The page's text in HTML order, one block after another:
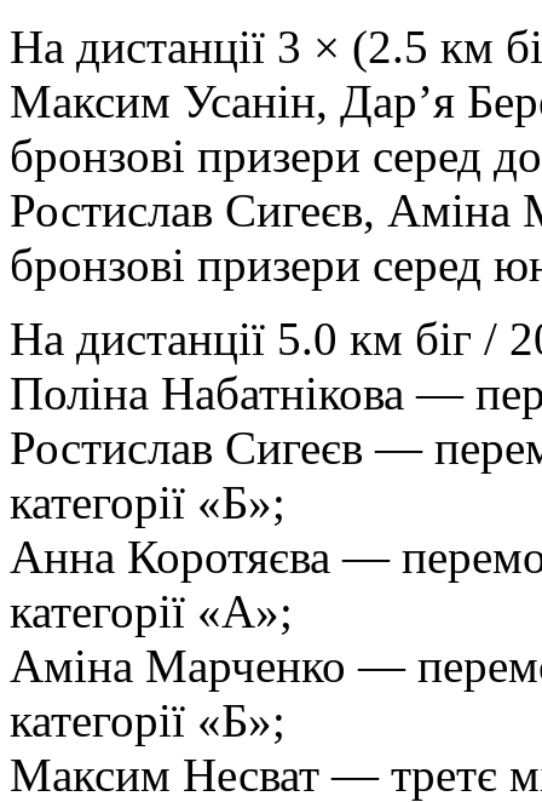
На дистанції 3 × (2.5 км
Максим Усанін, Дар’я
бронзові призери серед
Ростислав Сигеєв,
бронзові призери серед
На дистанції 5.0 км біг /
Поліна Набатнікова —
Ростислав Сигеєв —
категорії «Б»;
Анна Коротяєва —
категорії «А»;
Аміна Марченко —
категорії «Б»;
Максим Несват — третє